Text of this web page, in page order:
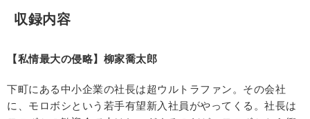
収録内容
【私情最大の侵略】柳家喬太郎
下町にある中小企業の社長は超ウルトラファン。その会社
に、モロボシという若手有望新入社員がやってくる。社長は